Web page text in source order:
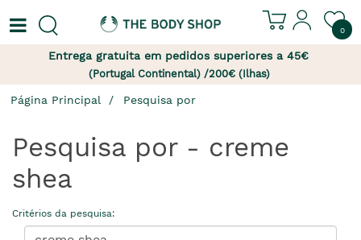
0
Entrega gratuita em pedidos superiores a 45€
(Portugal Continental) /200€ (Ilhas)
Página Principal Pesquisa por
Pesquisa por - creme
shea
Critérios da pesquisa: